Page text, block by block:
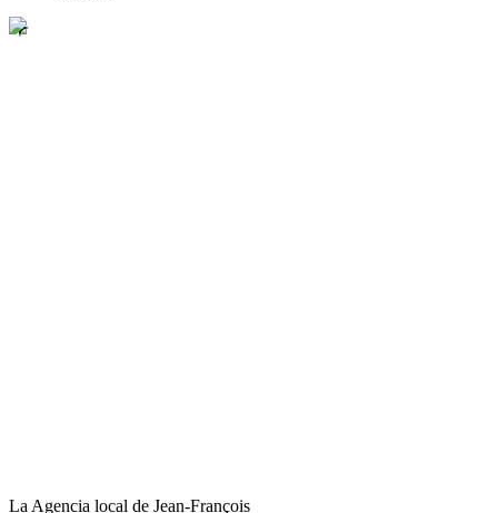
La Agencia local de Jean-François